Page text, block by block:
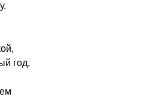
год,